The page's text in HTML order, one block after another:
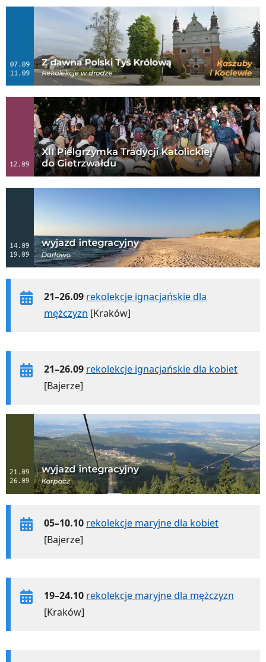
21–26.09 rekolekcje ignacjańskie dla
mężczyzn [Kraków]
21–26.09 rekolekcje ignacjańskie dla kobiet
[Bajerze]
05–10.10 rekolekcje maryjne dla kobiet
[Bajerze]
19–24.10 rekolekcje maryjne dla mężczyzn
[Kraków]